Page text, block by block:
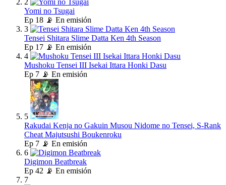
2
Yomi no Tsugai
Ep 18 📡 En emisión
3
Tensei Shitara Slime Datta Ken 4th Season
Ep 17 📡 En emisión
4
Mushoku Tensei III Isekai Ittara Honki Dasu
Ep 7 📡 En emisión
5
Rakudai Kenja no Gakuin Musou Nidome no Tensei, S-Rank
Cheat Majutsushi Boukenroku
Ep 7 📡 En emisión
6
Digimon Beatbreak
Ep 42 📡 En emisión
7